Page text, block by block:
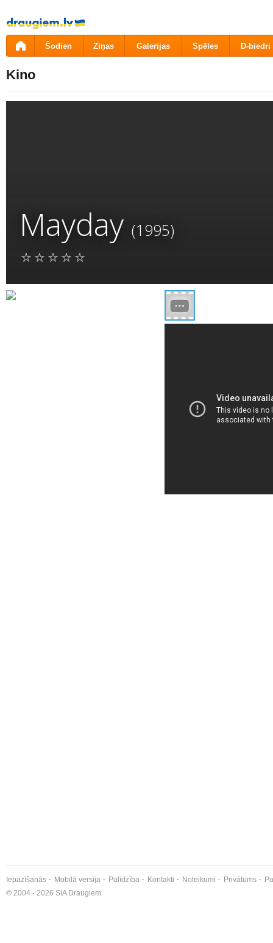
Pāriet
uz
saturu
Šodien Ziņas Galerijas Spēles D-biedri
Kino
Mayday (1995)
Iepazīšanās Mobilā versija Palīdzība Kontakti Noteikumi Privātums
© 2004 - 2026 SIA Draugiem